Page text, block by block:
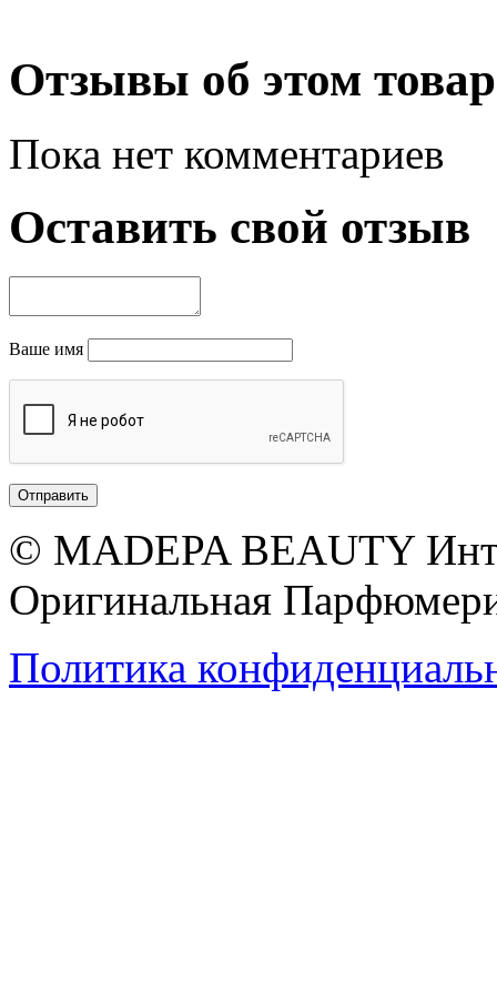
Отзывы об этом
Пока нет комментариев
Оставить свой отзыв
Ваше имя
© MADEPA BEAUTY
Оригинальная
Политика